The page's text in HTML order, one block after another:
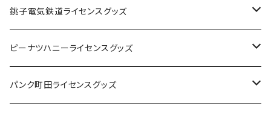
Tシャツ
キャップ
ステッカー
銚子電気鉄道ライセンスグッズ
ステッカー
缶バッジ
ピーナツハニーライセンスグッズ
Tシャツ
パンク町田ライセンスグッズ